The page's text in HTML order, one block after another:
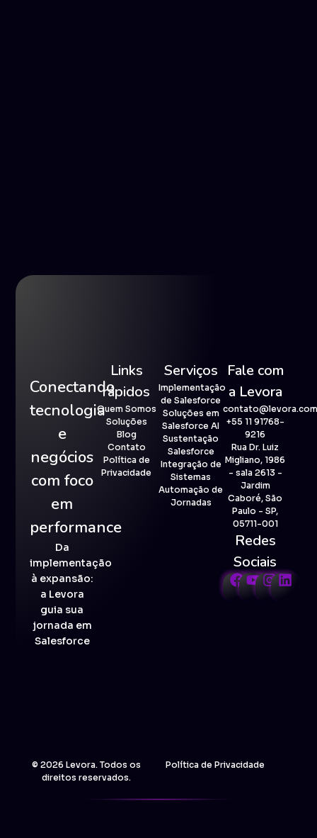
Conectando
tecnologia
e
negócios
com foco
em
performance
Da
implementação
à expansão:
a Levora
guia sua
jornada em
Salesforce
Links
rápidos
Quem Somos
Soluções
Blog
Contato
Política de
Privacidade
Serviços
Implementação
de Salesforce
Soluções em
Salesforce AI
Sustentação
Salesforce
Integração de
Sistemas
Automação de
Jornadas
Fale com
a Levora
+55 11 91768-
9216
Rua Dr. Luiz
Migliano, 1986
- sala 2613 -
Jardim
Caboré, São
Paulo - SP,
05711-001
Redes
Sociais
© 2026 Levora. Todos os
direitos reservados.
Política de Privacidade